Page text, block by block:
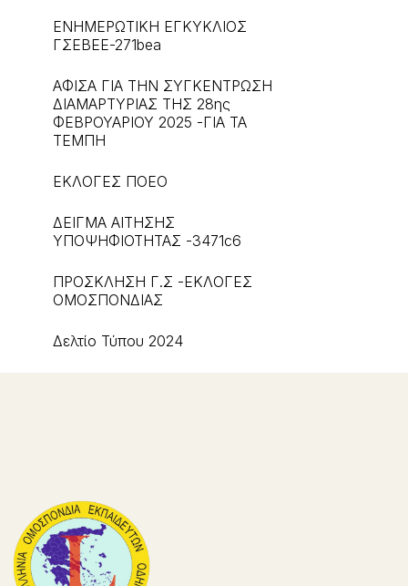
ΕΝΗΜΕΡΩΤΙΚΗ ΕΓΚΥΚΛΙΟΣ
ΓΣΕΒΕΕ-271bea
ΑΦΙΣΑ ΓΙΑ ΤΗΝ ΣΥΓΚΕΝΤΡΩΣΗ
ΔΙΑΜΑΡΤΥΡΙΑΣ ΤΗΣ 28ης
ΦΕΒΡΟΥΑΡΙΟΥ 2025 -ΓΙΑ ΤΑ
ΤΕΜΠΗ
ΕΚΛΟΓΕΣ ΠΟΕΟ
ΔΕΙΓΜΑ ΑΙΤΗΣΗΣ
ΥΠΟΨΗΦΙΟΤΗΤΑΣ -3471c6
ΠΡΟΣΚΛΗΣΗ Γ.Σ -ΕΚΛΟΓΕΣ
ΟΜΟΣΠΟΝΔΙΑΣ
Δελτίο Τύπου 2024